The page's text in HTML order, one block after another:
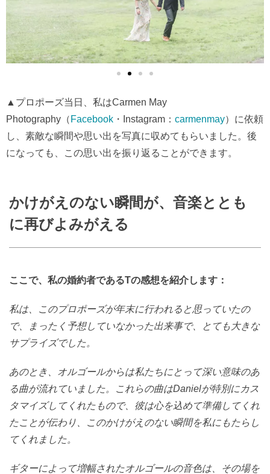
▲プロポーズ当日、私はCarmen May
Photography（ Facebook ・Instagram： carmenmay）に依頼
し、素敵な瞬間や思い出を写真に収めてもらいました。後
になっても、この思い出を振り返ることができます。
かけがえのない瞬間が、音楽ととも
に再びよみがえる
ここで、私の婚約者であるTの感想を紹介します：
私は、このプロポーズが年末に行われると思っていたの
で、まったく予想していなかった出来事で、とても大きな
サプライズでした。
あのとき、オルゴールからは私たちにとって深い意味のあ
る曲が流れていました。これらの曲はDanielが特別にカス
タマイズしてくれたもので、彼は心を込めて準備してくれ
たことが伝わり、このかけがえのない瞬間を私にもたらし
てくれました。
ギターによって増幅されたオルゴールの音色は、その場を